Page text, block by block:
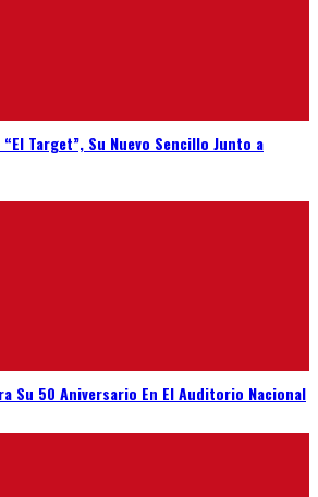
Target”, Su Nuevo Sencillo Junto a
Su 50 Aniversario En El Auditorio Nacional